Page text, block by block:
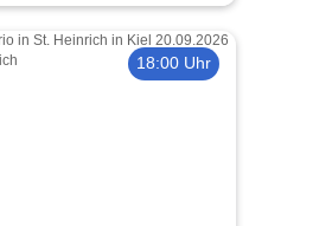
18:00 Uhr